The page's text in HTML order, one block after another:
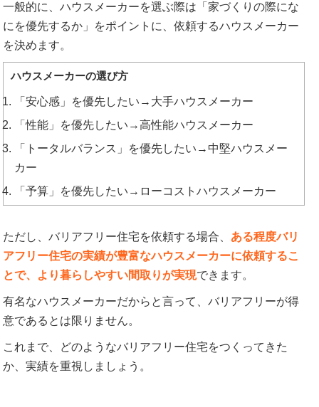
一般的に、ハウスメーカーを選ぶ際は「家づくりの際にな
にを優先するか」をポイントに、依頼するハウスメーカー
を決めます。
ハウスメーカーの選び方
「安心感」を優先したい→大手ハウスメーカー
「性能」を優先したい→高性能ハウスメーカー
「トータルバランス」を優先したい→中堅ハウスメー
カー
「予算」を優先したい→ローコストハウスメーカー
ただし、バリアフリー住宅を依頼する場合、 ある程度バリ
アフリー住宅の実績が豊富なハウスメーカーに依頼するこ
とで、より暮らしやすい間取りが実現できます。
有名なハウスメーカーだからと言って、バリアフリーが得
意であるとは限りません。
これまで、どのようなバリアフリー住宅をつくってきた
か、実績を重視しましょう。